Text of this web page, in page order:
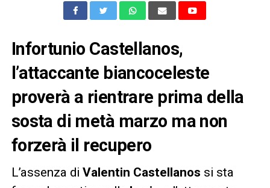
Infortunio Castellanos,
l’attaccante biancoceleste
proverà a rientrare prima della
sosta di metà marzo ma non
forzerà il recupero
L’assenza di Valentin Castellanos si sta